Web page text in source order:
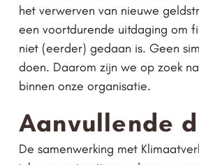
het verwerven van nieuwe
een voortdurende uitdaging om
niet (eerder) gedaan is. Geen
doen. Daarom zijn we op zoek
binnen onze organisatie.
Aanvullende
De samenwerking met